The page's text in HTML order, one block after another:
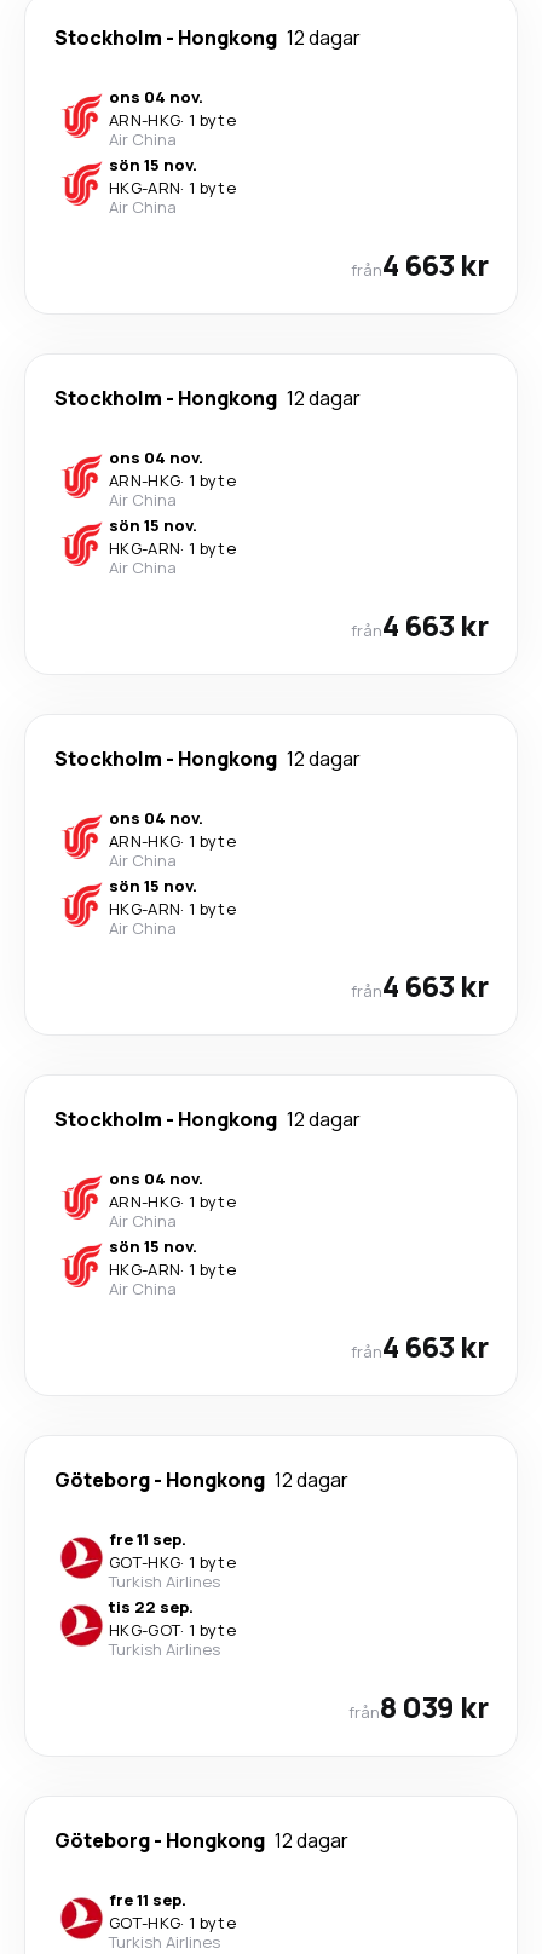
Stockholm - Hongkong 12 dagar
ons 04 nov.
ARN-HKG· 1 byte
Air China
sön 15 nov.
HKG-ARN· 1 byte
Air China
från4 663 kr
Stockholm - Hongkong 12 dagar
ons 04 nov.
ARN-HKG· 1 byte
Air China
sön 15 nov.
HKG-ARN· 1 byte
Air China
från4 663 kr
Stockholm - Hongkong 12 dagar
ons 04 nov.
ARN-HKG· 1 byte
Air China
sön 15 nov.
HKG-ARN· 1 byte
Air China
från4 663 kr
Stockholm - Hongkong 12 dagar
ons 04 nov.
ARN-HKG· 1 byte
Air China
sön 15 nov.
HKG-ARN· 1 byte
Air China
från4 663 kr
Göteborg- Hongkong 12 dagar
fre 11 sep.
GOT-HKG· 1 byte
Turkish Airlines
tis 22 sep.
HKG-GOT· 1 byte
Turkish Airlines
från8 039 kr
Göteborg- Hongkong 12 dagar
fre 11 sep.
GOT-HKG· 1 byte
Turkish Airlines